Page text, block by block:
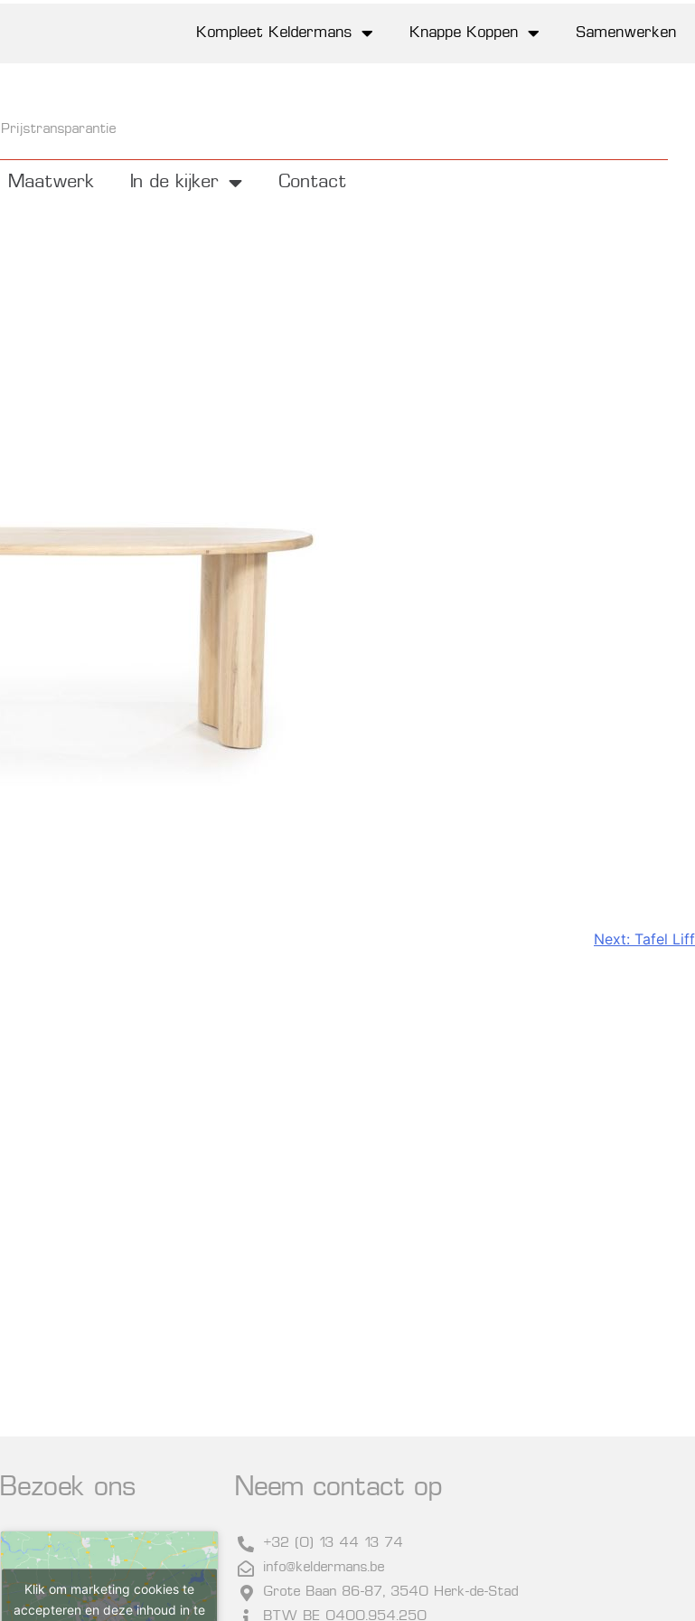
Interieur Maatwerk In de kijker Contact
Kompleet Keldermans Knappe Koppen Samenwerken
Prijstransparantie
Maatwerk In de kijker Contact
Next: Tafel Liff
Bezoek ons
Klik om marketing cookies te
accepteren en deze inhoud in te
Neem contact op
+32 (0) 13 44 13 74
info@keldermans.be
Grote Baan 86-87, 3540 Herk-de-Stad
BTW BE 0400.954.250